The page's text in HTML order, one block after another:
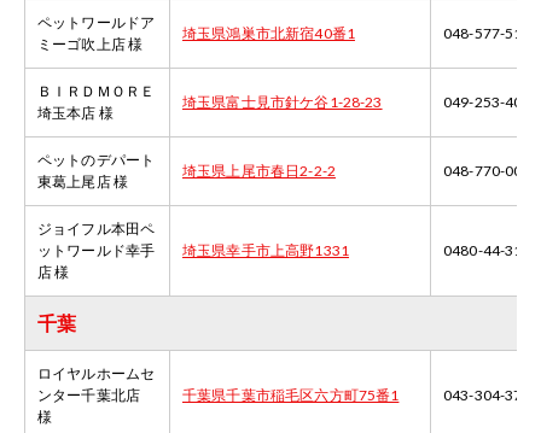
ペットワールドア
ミーゴ吹上店 様
埼玉県鴻巣市北新宿40番1 048-577-5111
ＢＩＲＤＭＯＲＥ
埼玉本店 様
埼玉県富士見市針ケ谷1-28-23 049-253-4011
ペットのデパート
東葛上尾店 様
埼玉県上尾市春日2-2-2 048-770-0024
ジョイフル本田ペ
ットワールド幸手
店 様
埼玉県幸手市上高野1331 0480-44-3171
千葉
ロイヤルホームセ
ンター千葉北店
様
千葉県千葉市稲毛区六方町75番1 043-304-3711